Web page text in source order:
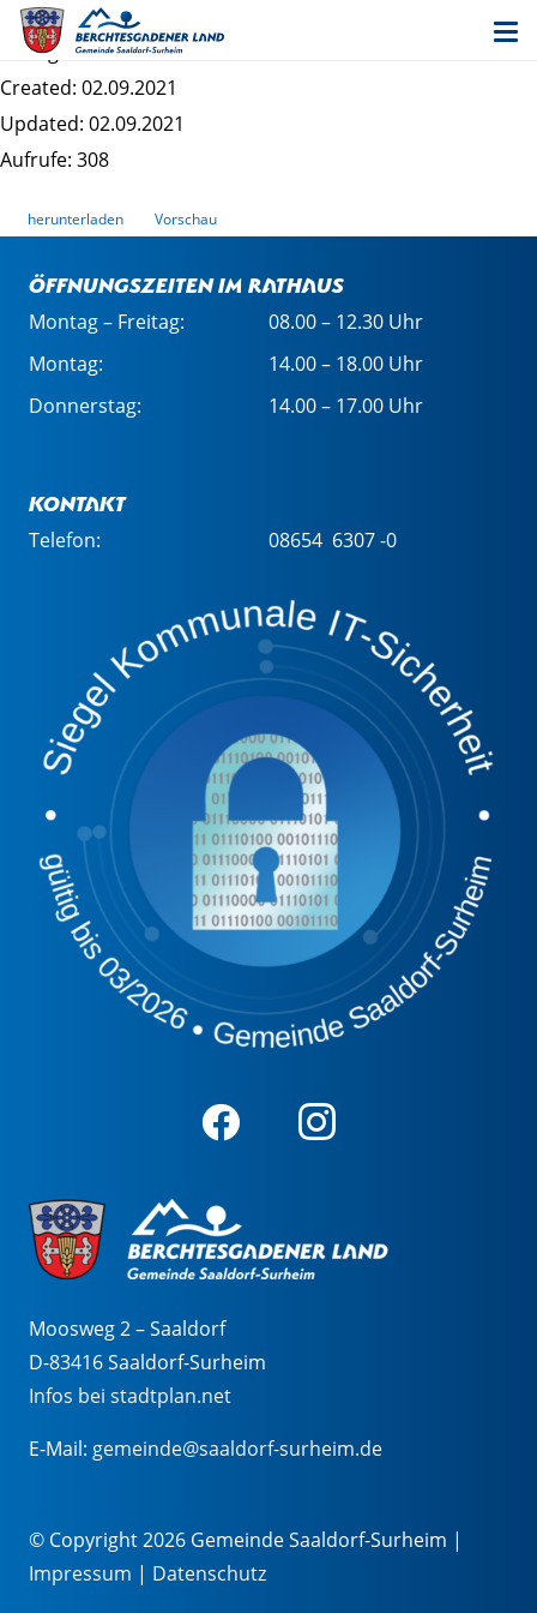
Bekanntmachung Saaldorf Altdorf
Dateigrösse: 433.75 KB
Created: 02.09.2021
Updated: 02.09.2021
Aufrufe: 308
herunterladen Vorschau
Öffnungszeiten im Rathaus
Montag – Freitag:
08.00 – 12.30 Uhr
Montag:
14.00 – 18.00 Uhr
Donnerstag:
14.00 – 17.00 Uhr
Kontakt
Telefon: 08654 6307 -0
Moosweg 2 – Saaldorf
D-83416 Saaldorf-Surheim
Infos bei stadtplan.net
E-Mail: gemeinde@saaldorf-surheim.de
© Copyright 2026 Gemeinde Saaldorf-Surheim |
Impressum | Datenschutz